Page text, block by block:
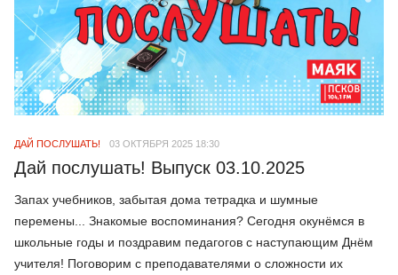
ДАЙ ПОСЛУШАТЬ! 03 ОКТЯБРЯ 2025 18:30
Дай послушать! Выпуск 03.10.2025
Запах учебников, забытая дома тетрадка и шумные
перемены... Знакомые воспоминания? Сегодня окунёмся в
школьные годы и поздравим педагогов с наступающим Днём
учителя! Поговорим с преподавателями о сложности их